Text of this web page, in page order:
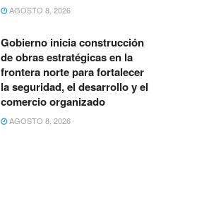
AGOSTO 8, 2026
Gobierno inicia construcción
de obras estratégicas en la
frontera norte para fortalecer
la seguridad, el desarrollo y el
comercio organizado
AGOSTO 8, 2026